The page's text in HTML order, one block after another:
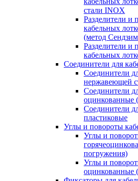
стали INOX
Разделители и
кабельных
(метод
Разделители и
кабельных
Соединители для
Соединители
нержавеющей
Соединители
оцинкованные
Соединители
пластиковые
Углы и повороты
Углы и
погружения)
Углы и
оцинкованные